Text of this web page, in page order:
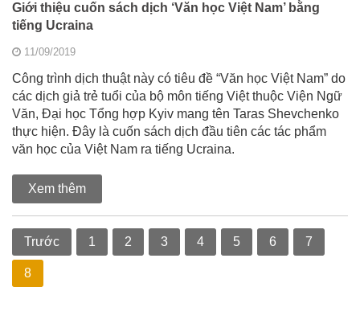
Giới thiệu cuốn sách dịch ‘Văn học Việt Nam’ bằng
tiếng Ucraina
11/09/2019
Công trình dịch thuật này có tiêu đề “Văn học Việt Nam” do
các dịch giả trẻ tuổi của bộ môn tiếng Việt thuộc Viện Ngữ
Văn, Đại học Tổng hợp Kyiv mang tên Taras Shevchenko
thực hiện. Đây là cuốn sách dịch đầu tiên các tác phẩm
văn học của Việt Nam ra tiếng Ucraina.
Xem thêm
Trước 1 2 3 4 5 6 7
8